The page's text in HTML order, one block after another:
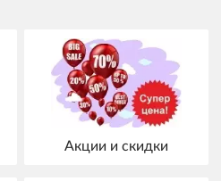
Акции и скидки